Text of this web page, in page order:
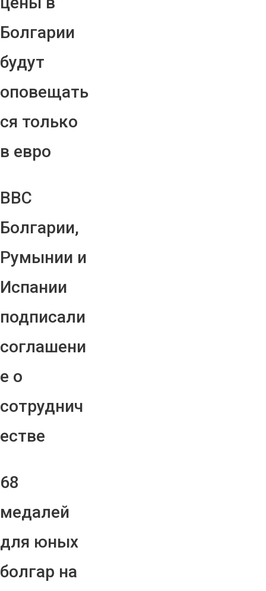
Болгарии
будут
оповещать
ся только
в евро
ВВС
Болгарии,
Румынии и
Испании
подписали
соглашени
е о
сотруднич
естве
68
медалей
для юных
болгар на